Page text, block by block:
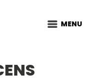
MENU